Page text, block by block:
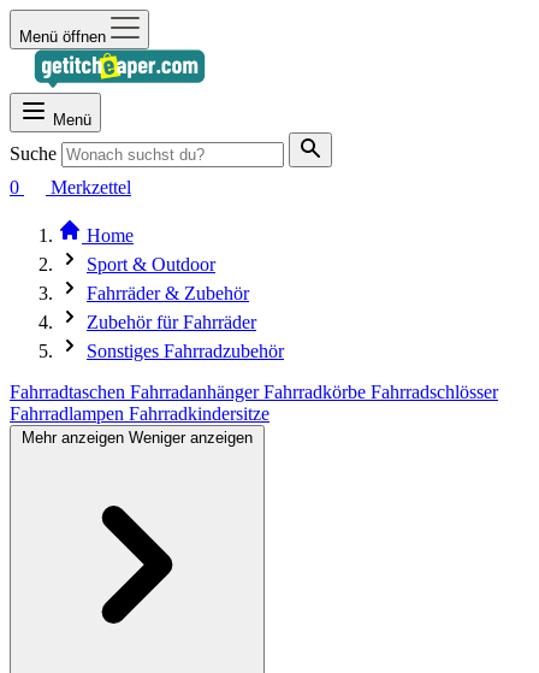
Menü öffnen
Menü
Suche
0
Merkzettel
Home
Sport & Outdoor
Fahrräder & Zubehör
Zubehör für Fahrräder
Sonstiges Fahrradzubehör
Fahrradtaschen FahrradanhängerFahrradkörbe Fahrradschlösser
Fahrradlampen Fahrradkindersitze
Mehr anzeigen Weniger anzeigen